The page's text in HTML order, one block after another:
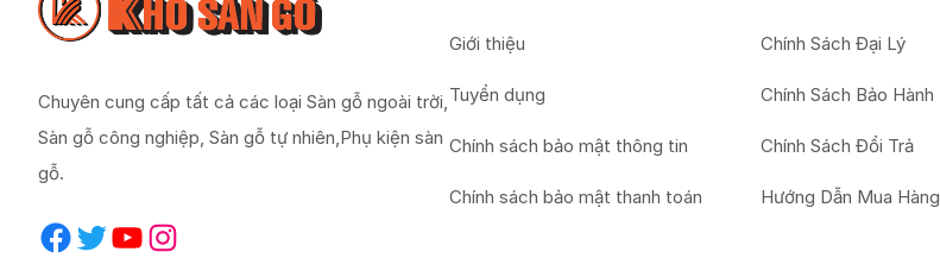
Chuyên cung cấp tất cả các loại Sàn gỗ ngoài trời,
Sàn gỗ công nghiệp, Sàn gỗ tự nhiên,Phụ kiện sàn
gỗ.
Facebook Twitter YouTube Instagram
Giới thiệu
Tuyển dụng
Chính sách bảo mật thông tin
Chính sách bảo mật thanh toán
Chính Sách Đại Lý
Chính Sách Bảo Hành
Chính Sách Đổi Trả
Hướng Dẫn Mua Hàng